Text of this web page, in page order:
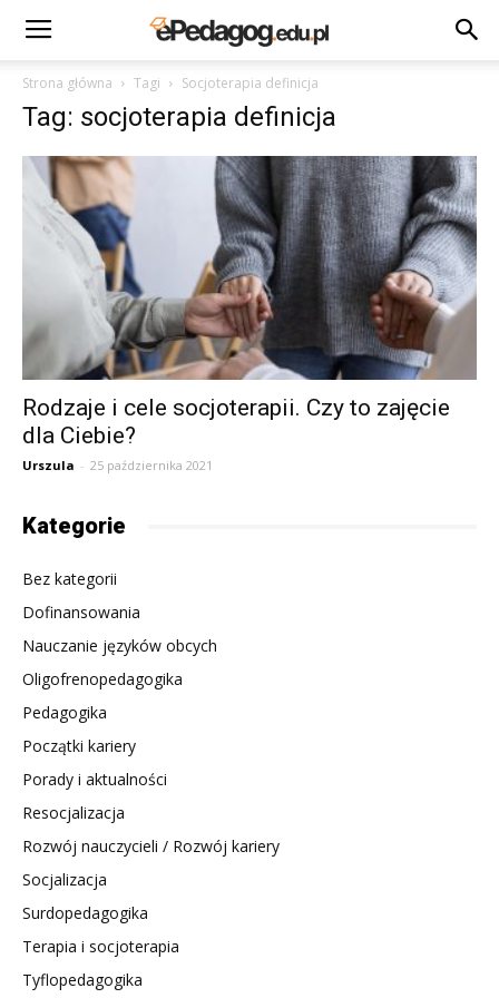
Strona główna Tagi Socjoterapia definicja
Tag: socjoterapia definicja
Rodzaje i cele socjoterapii. Czy to zajęcie
dla Ciebie?
Urszula - 25 października 2021
Kategorie
Bez kategorii
Dofinansowania
Nauczanie języków obcych
Oligofrenopedagogika
Pedagogika
Początki kariery
Porady i aktualności
Resocjalizacja
Rozwój nauczycieli / Rozwój kariery
Socjalizacja
Surdopedagogika
Terapia i socjoterapia
Tyflopedagogika